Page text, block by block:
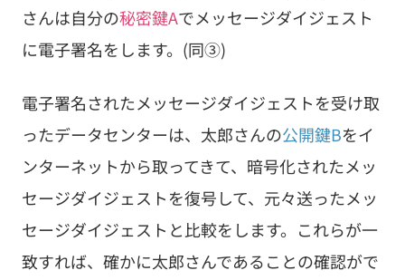
さんは自分の秘密鍵Aでメッセージダイジェスト
に電子署名をします。(同③)
電子署名されたメッセージダイジェストを受け取
ったデータセンターは、太郎さんの公開鍵Bをイ
ンターネットから取ってきて、暗号化されたメッ
セージダイジェストを復号して、元々送ったメッ
セージダイジェストと比較をします。これらが一
致すれば、確かに太郎さんであることの確認がで